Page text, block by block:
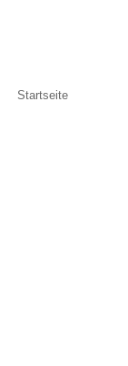
Startseite